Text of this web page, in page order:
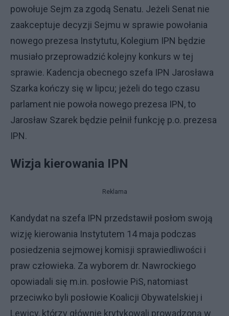
powołuje Sejm za zgodą Senatu. Jeżeli Senat nie
zaakceptuje decyzji Sejmu w sprawie powołania
nowego prezesa Instytutu, Kolegium IPN będzie
musiało przeprowadzić kolejny konkurs w tej
sprawie. Kadencja obecnego szefa IPN Jarosława
Szarka kończy się w lipcu; jeżeli do tego czasu
parlament nie powoła nowego prezesa IPN, to
Jarosław Szarek będzie pełnił funkcję p.o. prezesa
IPN.
Wizja kierowania IPN
Reklama
Kandydat na szefa IPN przedstawił posłom swoją
wizję kierowania Instytutem 14 maja podczas
posiedzenia sejmowej komisji sprawiedliwości i
praw człowieka. Za wyborem dr. Nawrockiego
opowiadali się m.in. posłowie PiS, natomiast
przeciwko byli posłowie Koalicji Obywatelskiej i
Lewicy, którzy głównie krytykowali prowadzoną w